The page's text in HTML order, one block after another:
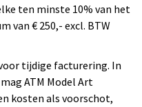
ten minste 10% van het
van € 250,- excl. BTW
tijdige facturering. In
ATM Model Art
kosten als voorschot,